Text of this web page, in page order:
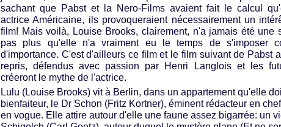
sachant que Pabst et la Nero-Films avaient fait le calcul
actrice Américaine, ils provoqueraient nécessairement un
film! Mais voilà, Louise Brooks, clairement, n'a jamais été une
pas plus qu'elle n'a vraiment eu le temps de s'imposer
d'importance. C'est d'ailleurs ce film et le film suivant de Pabst
repris, défendus avec passion par Henri Langlois et les
créeront le mythe de l'actrice.
Lulu (Louise Brooks) vit à Berlin, dans un appartement qu'elle
bienfaiteur, le Dr Schon (Fritz Kortner), éminent rédacteur en
en vogue. Elle attire autour d'elle une faune assez bigarrée: un